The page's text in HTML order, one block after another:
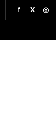
f X ◎